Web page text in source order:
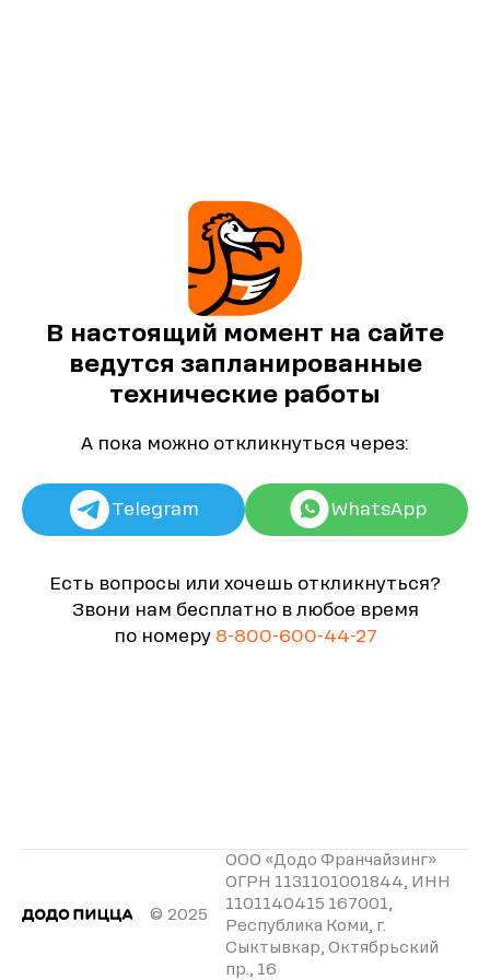
В настоящий момент на сайте
ведутся запланированные
технические работы
А пока можно откликнуться через:
Telegram WhatsApp
Есть вопросы или хочешь откликнуться?
Звони нам бесплатно в любое время
по номеру 8-800-600-44-27
© 2025
ООО «Додо Франчайзинг»
ОГРН 1131101001844, ИНН
1101140415 167001,
Республика Коми, г.
Сыктывкар, Октябрьский
пр., 16